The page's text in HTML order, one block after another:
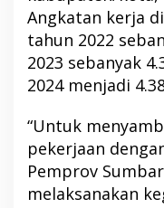
Angkatan kerja
tahun 2022
2023 sebanyak
2024 menjadi
“Untuk
pekerjaan
Pemprov
melaksanakan